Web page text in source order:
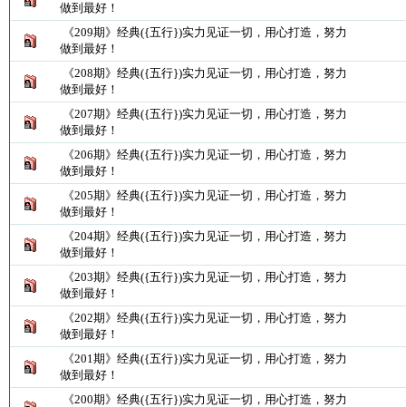
做到最好！
《209期》经典({五行})实力见证一切，用心打造，努力
做到最好！
《208期》经典({五行})实力见证一切，用心打造，努力
做到最好！
《207期》经典({五行})实力见证一切，用心打造，努力
做到最好！
《206期》经典({五行})实力见证一切，用心打造，努力
做到最好！
《205期》经典({五行})实力见证一切，用心打造，努力
做到最好！
《204期》经典({五行})实力见证一切，用心打造，努力
做到最好！
《203期》经典({五行})实力见证一切，用心打造，努力
做到最好！
《202期》经典({五行})实力见证一切，用心打造，努力
做到最好！
《201期》经典({五行})实力见证一切，用心打造，努力
做到最好！
《200期》经典({五行})实力见证一切，用心打造，努力